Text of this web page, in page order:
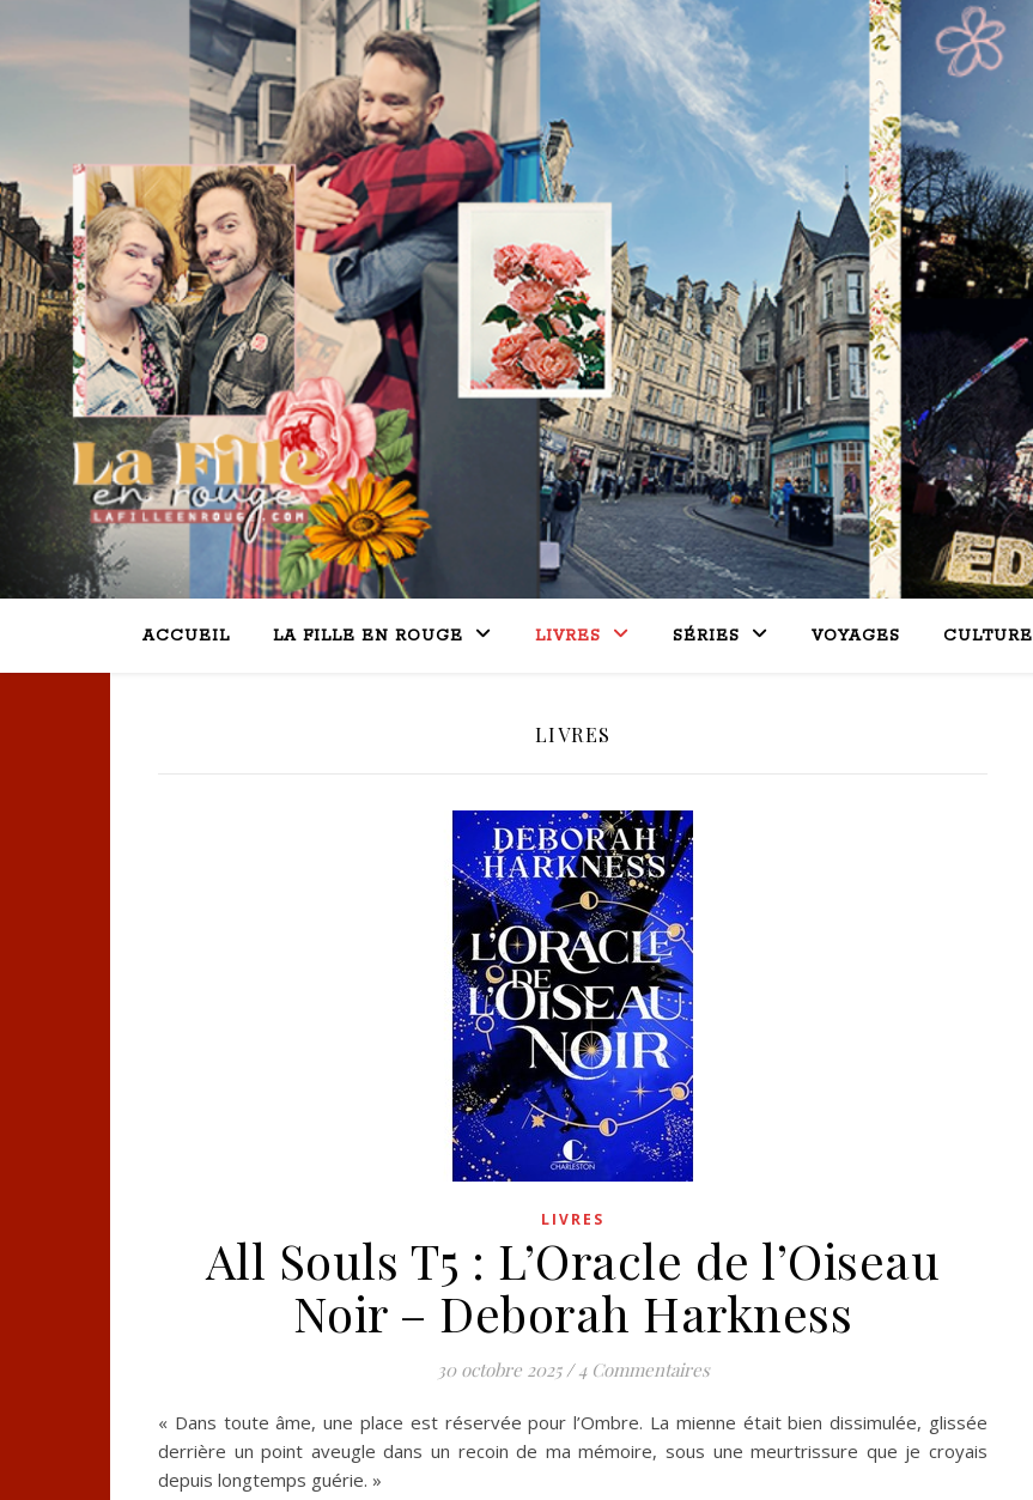
ACCUEIL LA FILLE EN ROUGE LIVRES SÉRIES VOYAGES CULTURE
LIVRES
LIVRES
All Souls T5 : L’Oracle de l’Oiseau
Noir – Deborah Harkness
30 octobre 2025 / 4 Commentaires
« Dans toute âme, une place est réservée pour l’Ombre. La mienne était bien dissimulée, glissée
derrière un point aveugle dans un recoin de ma mémoire, sous une meurtrissure que je croyais
depuis longtemps guérie. »